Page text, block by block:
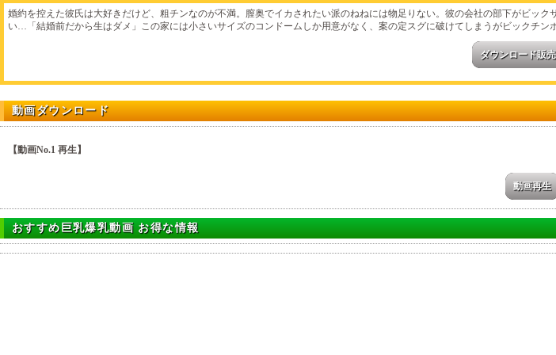
婚約を控えた彼氏は大好きだけど、粗チンなのが不満。膣奥でイカされたい派のねねには物足りない。彼の会社の部下がビッ
い…「結婚前だから生はダメ」この家には小さいサイズのコンドームしか用意がなく、案の定スグに破けてしまうがビックチ
ダウンロード販
動画ダウンロード
【動画No.1 再生】
動画再生